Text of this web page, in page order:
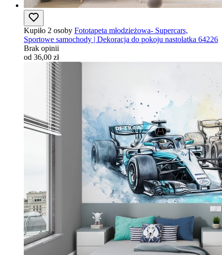
Kupiło 2 osoby Fototapeta młodzieżowa- Supercars,
Sportowe samochody | Dekoracja do pokoju nastolatka 64226
Brak opinii
od 36,00 zł